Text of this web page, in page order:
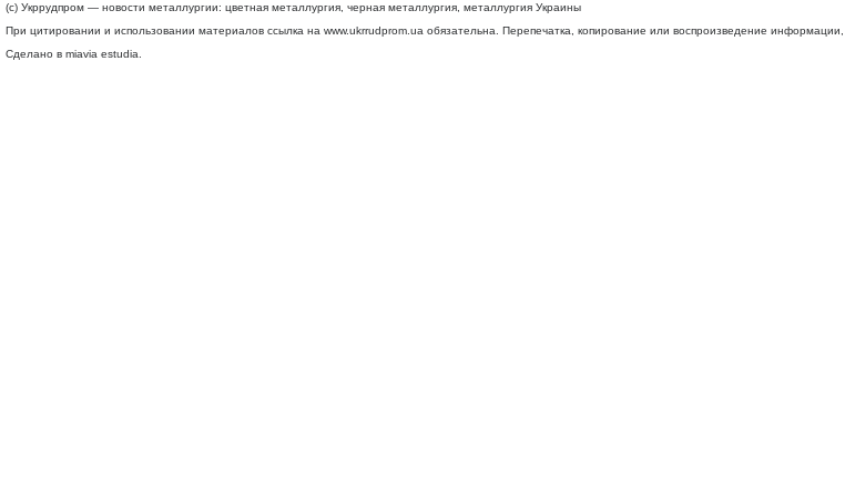
(c) Укррудпром — новости металлургии: цветная металлургия, черная металлургия, металлургия Украины
При цитировании и использовании материалов ссылка на www.ukrrudprom.ua обязательна. Перепечатка, копирование или воспроизведение
Сделано в miavia estudia.